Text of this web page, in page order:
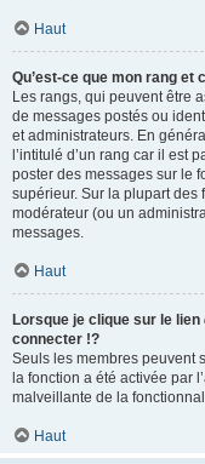
Haut
Qu’est-ce que mon rang et
Les rangs, qui peuvent être
de messages postés ou
et administrateurs. En
l’intitulé d’un rang car il est
poster des messages sur le
supérieur. Sur la plupart des
modérateur (ou un
messages.
Haut
Lorsque je clique sur le lien
connecter !?
Seuls les membres peuvent
la fonction a été activée par
malveillante de la
Haut